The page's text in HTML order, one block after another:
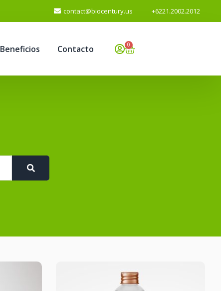
contact@biocentury.us +6221.2002.2012
Beneficios Contacto 0